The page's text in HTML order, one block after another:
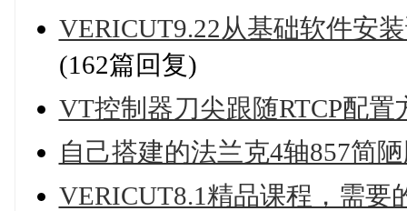
VERICUT9.22从基础软件安
(162篇回复)
VT控制器刀尖跟随RTCP配置
自己搭建的法兰克4轴857简
VERICUT8.1精品课程，需要